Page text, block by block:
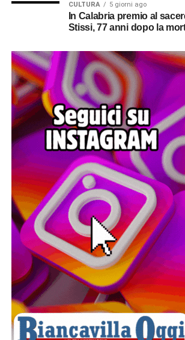
CULTURA 5 giorni ago
In Calabria premio al
Stissi, 77 anni dopo la